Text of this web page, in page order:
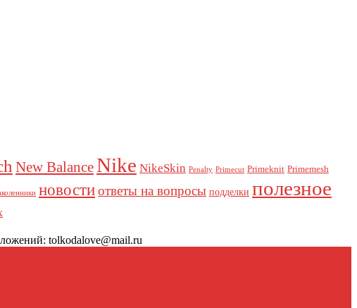
New BalanceNike NikeSkin Penalty Primecut Primeknit Primemesh
новостиответы на вопросы подделки полезное
tolkodalove@mail.ru